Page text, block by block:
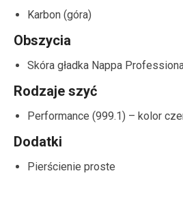
Karbon (góra)
Obszycia
Skóra gładka Nappa
Rodzaje szyć
Performance (999.1) – kolor
Dodatki
Pierścienie proste